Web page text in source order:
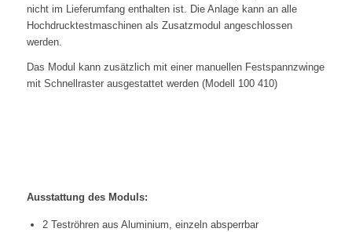
nicht im Lieferumfang enthalten ist. Die Anlage kann an alle
Hochdrucktestmaschinen als Zusatzmodul angeschlossen
werden.
Das Modul kann zusätzlich mit einer manuellen Festspannzwinge
mit Schnellraster ausgestattet werden (Modell 100 410)
Ausstattung des Moduls:
2 Teströhren aus Aluminium, einzeln absperrbar